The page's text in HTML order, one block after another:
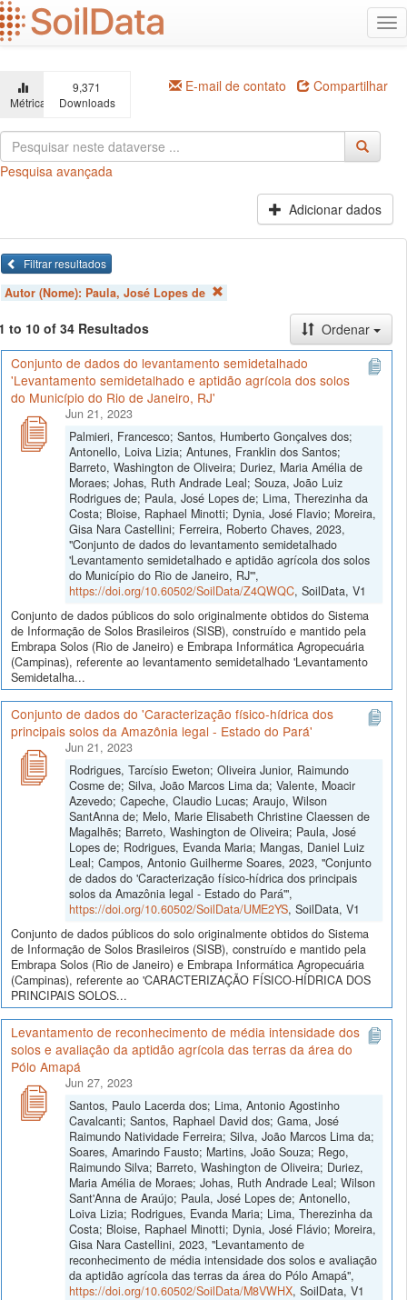
Ir
para
o
principal
Métricas
9,371
Downloads
E-mail de contato Compartilhar
Pesquisa avançada
Adicionar dados
Filtrar resultados
Autor (Nome): Paula, José Lopes de
to 10 of 34 Resultados
Ordenar
Conjunto de dados do levantamento semidetalhado
'Levantamento semidetalhado e aptidão agrícola dos solos
do Município do Rio de Janeiro, RJ'
Jun 21, 2023
Palmieri, Francesco; Santos, Humberto Gonçalves dos;
Antonello, Loiva Lizia; Antunes, Franklin dos Santos;
Barreto, Washington de Oliveira; Duriez, Maria Amélia de
Moraes; Johas, Ruth Andrade Leal; Souza, João Luiz
Rodrigues de; Paula, José Lopes de; Lima, Therezinha da
Costa; Bloise, Raphael Minotti; Dynia, José Flavio; Moreira,
Gisa Nara Castellini; Ferreira, Roberto Chaves, 2023,
"Conjunto de dados do levantamento semidetalhado
'Levantamento semidetalhado e aptidão agrícola dos solos
do Município do Rio de Janeiro, RJ'",
https://doi.org/10.60502/SoilData/Z4QWQC, SoilData, V1
Conjunto de dados públicos do solo originalmente obtidos do Sistema
de Informação de Solos Brasileiros (SISB), construído e mantido pela
Embrapa Solos (Rio de Janeiro) e Embrapa Informática Agropecuária
(Campinas), referente ao levantamento semidetalhado 'Levantamento
Semidetalha...
Conjunto de dados do 'Caracterização físico-hídrica dos
principais solos da Amazônia legal - Estado do Pará'
Jun 21, 2023
Rodrigues, Tarcísio Eweton; Oliveira Junior, Raimundo
Cosme de; Silva, João Marcos Lima da; Valente, Moacir
Azevedo; Capeche, Claudio Lucas; Araujo, Wilson
SantAnna de; Melo, Marie Elisabeth Christine Claessen de
Magalhẽs; Barreto, Washington de Oliveira; Paula, José
Lopes de; Rodrigues, Evanda Maria; Mangas, Daniel Luiz
Leal; Campos, Antonio Guilherme Soares, 2023, "Conjunto
de dados do 'Caracterização físico-hídrica dos principais
solos da Amazônia legal - Estado do Pará'",
https://doi.org/10.60502/SoilData/UME2YS, SoilData, V1
Conjunto de dados públicos do solo originalmente obtidos do Sistema
de Informação de Solos Brasileiros (SISB), construído e mantido pela
Embrapa Solos (Rio de Janeiro) e Embrapa Informática Agropecuária
(Campinas), referente ao 'CARACTERIZAÇÃO FÍSICO-HÍDRICA DOS
PRINCIPAIS SOLOS...
Levantamento de reconhecimento de média intensidade dos
solos e avaliação da aptidão agrícola das terras da área do
Pólo Amapá
Jun 27, 2023
Santos, Paulo Lacerda dos; Lima, Antonio Agostinho
Cavalcanti; Santos, Raphael David dos; Gama, José
Raimundo Natividade Ferreira; Silva, João Marcos Lima da;
Soares, Amarindo Fausto; Martins, João Souza; Rego,
Raimundo Silva; Barreto, Washington de Oliveira; Duriez,
Maria Amélia de Moraes; Johas, Ruth Andrade Leal; Wilson
Sant'Anna de Araújo; Paula, José Lopes de; Antonello,
Loiva Lizia; Rodrigues, Evanda Maria; Lima, Therezinha da
Costa; Bloise, Raphael Minotti; Dynia, José Flávio; Moreira,
Gisa Nara Castellini, 2023, "Levantamento de
reconhecimento de média intensidade dos solos e avaliação
da aptidão agrícola das terras da área do Pólo Amapá",
https://doi.org/10.60502/SoilData/M8VWHX, SoilData, V1